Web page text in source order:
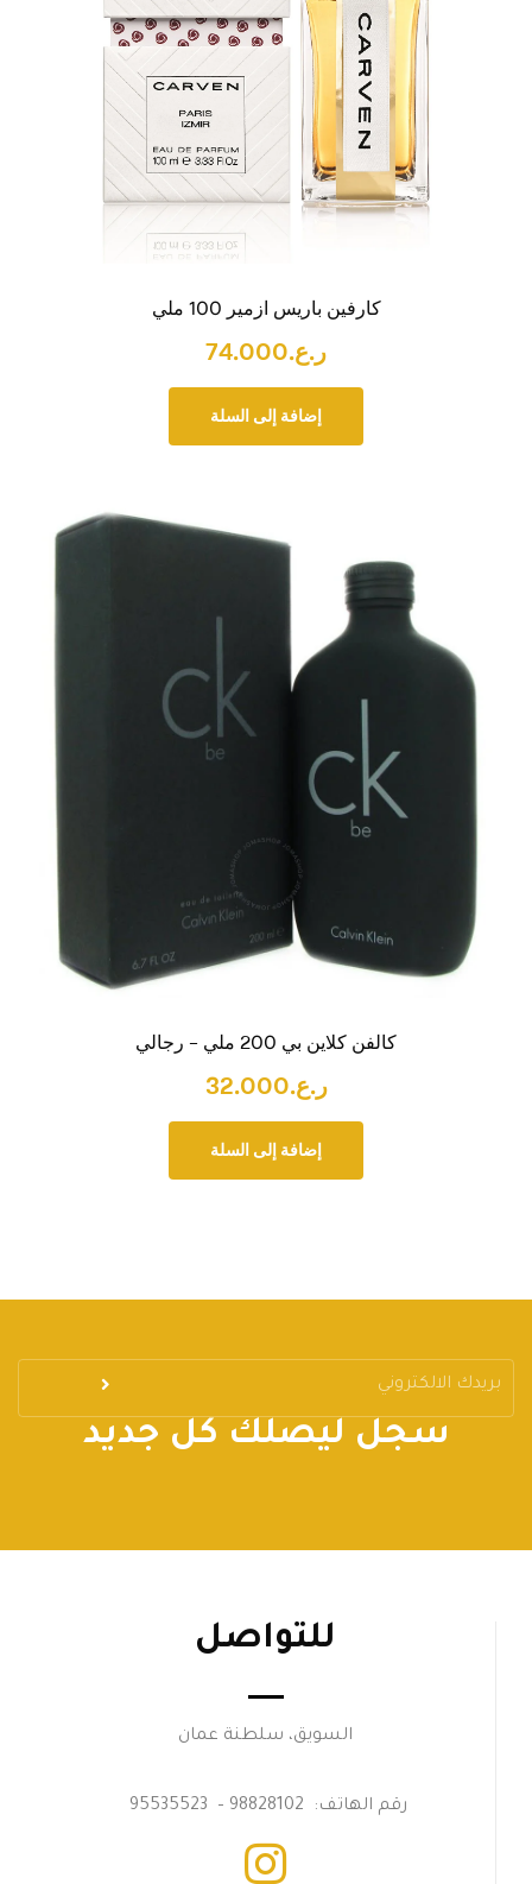
كارفين باريس ازمير 100 ملي
ر.ع.74.000
إضافة إلى السلة
كالفن كلاين بي 200 ملي – رجالي
ر.ع.32.000
إضافة إلى السلة
سجل ليصلك كل جديد
للتواصل
السويق، سلطنة عمان
رقم الهاتف: 98828102 – 95535523